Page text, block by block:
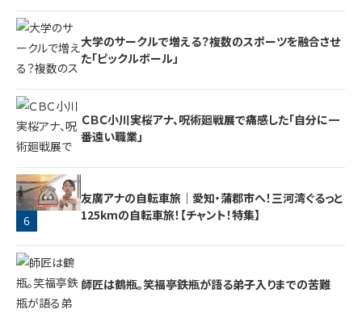
4
大学のサークルで増える？複数のスポーツを融合させ
た「ピックルボール」
5
ＣＢＣ小川実桜アナ、呪術廻戦展で痛感した「自分に一
番遠い職業」
6
友廣アナの自転車旅｜愛知・蒲郡市へ！三河湾ぐるっと
125kmの自転車旅！【チャント！特集】
師匠は鶴瓶。笑福亭鉄瓶が語る弟子入りまでの苦難